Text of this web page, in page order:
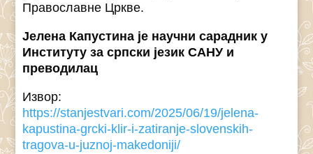
Православне Цркве.
Јелена Капустина је научни сарадник у
Институту за српски језик САНУ и
преводилац
Извор:
https://stanjestvari.com/2025/06/19/jelena-
kapustina-grcki-klir-i-zatiranje-slovenskih-
tragova-u-juznoj-makedoniji/